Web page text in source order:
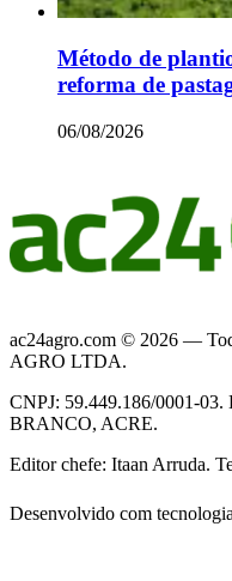
Método de
reforma de
06/08/2026
ac24agro.com © 2026 —
AGRO LTDA.
CNPJ: 59.449.186/0001-
BRANCO, ACRE.
Editor chefe: Itaan Arruda.
Desenvolvido com